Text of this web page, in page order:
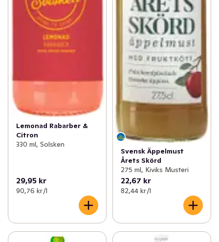
Lemonad Rabarber &
Citron
330 ml, Solsken
29,95 kr
90,76 kr /l
Svensk Äppelmust
Årets Skörd
275 ml, Kiviks Musteri
22,67 kr
82,44 kr /l